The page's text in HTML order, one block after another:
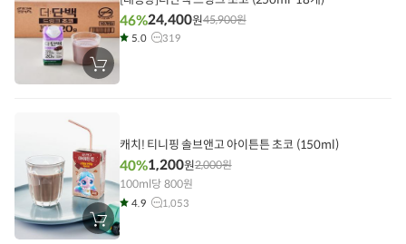
장
바
46%24,400원45,900원
5.0 319
장
바
캐치! 티니핑 솔브앤고 아이튼튼 초코 (150ml)
40%1,200원2,000원
100ml당 800원
4.9 1,053